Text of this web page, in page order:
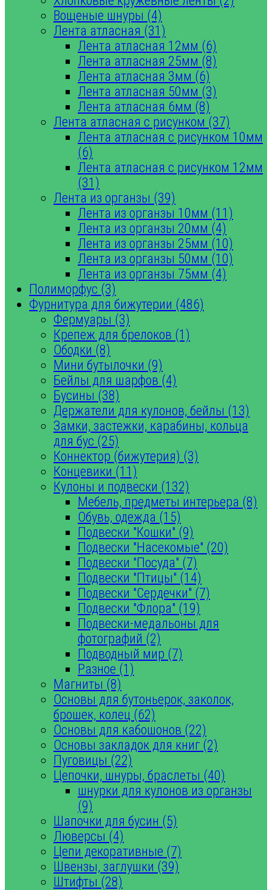
Вощеные шнуры (4)
Лента атласная (31)
Лента атласная 12мм (6)
Лента атласная 25мм (8)
Лента атласная 3мм (6)
Лента атласная 50мм (3)
Лента атласная 6мм (8)
Лента атласная с рисунком (37)
Лента атласная с рисунком 10мм
(6)
Лента атласная с рисунком 12мм
(31)
Лента из органзы (39)
Лента из органзы 10мм (11)
Лента из органзы 20мм (4)
Лента из органзы 25мм (10)
Лента из органзы 50мм (10)
Лента из органзы 75мм (4)
Полиморфус (3)
Фурнитура для бижутерии (486)
Фермуары (3)
Крепеж для брелоков (1)
Ободки (8)
Мини бутылочки (9)
Бейлы для шарфов (4)
Бусины (38)
Держатели для кулонов, бейлы (13)
Замки, застежки, карабины, кольца
для бус (25)
Коннектор (бижутерия) (3)
Концевики (11)
Кулоны и подвески (132)
Мебель, предметы интерьера (8)
Обувь, одежда (15)
Подвески "Кошки" (9)
Подвески "Насекомые" (20)
Подвески "Посуда" (7)
Подвески "Птицы" (14)
Подвески "Сердечки" (7)
Подвески "Флора" (19)
Подвески-медальоны для
фотографий (2)
Подводный мир (7)
Разное (1)
Магниты (8)
Основы для бутоньерок, заколок,
брошек, колец (62)
Основы для кабошонов (22)
Основы закладок для книг (2)
Пуговицы (22)
Цепочки, шнуры, браслеты (40)
шнурки для кулонов из органзы
(9)
Шапочки для бусин (5)
Люверсы (4)
Цепи декоративные (7)
Швензы, заглушки (39)
Штифты (28)